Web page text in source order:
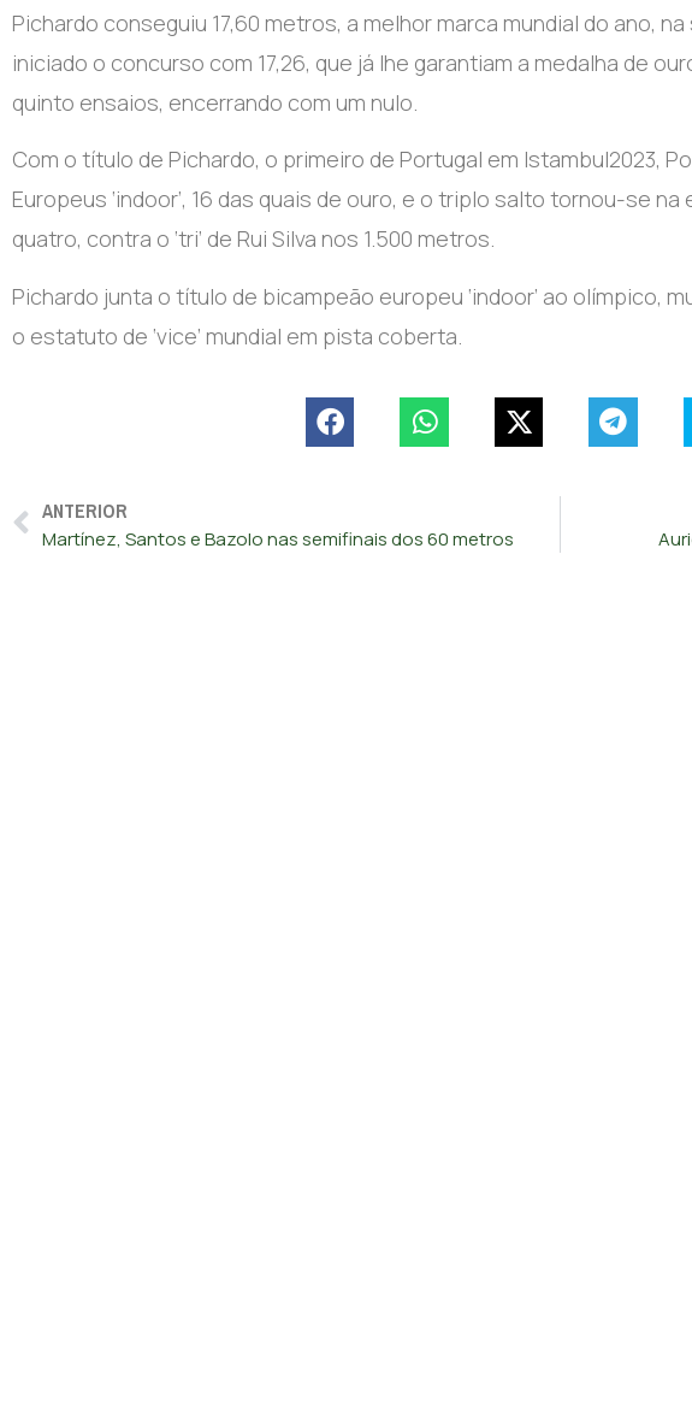
Pichardo conseguiu 17,60 metros, a melhor marca mundial do ano,
iniciado o concurso com 17,26, que já lhe garantiam a medalha de
quinto ensaios, encerrando com um nulo.
Com o título de Pichardo, o primeiro de Portugal em Istambul2023,
Europeus ‘indoor’, 16 das quais de ouro, e o triplo salto tornou-se
quatro, contra o ‘tri’ de Rui Silva nos 1.500 metros.
Pichardo junta o título de bicampeão europeu ‘indoor’ ao olímpico,
o estatuto de ‘vice’ mundial em pista coberta.
ANTERIOR
Martínez, Santos e Bazolo nas semifinais dos 60 metros